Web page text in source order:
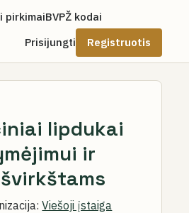
pirkimaiBVPŽ kodai
Prisijungti
Registruotis
lipdukai
ir
Viešoji įstaiga